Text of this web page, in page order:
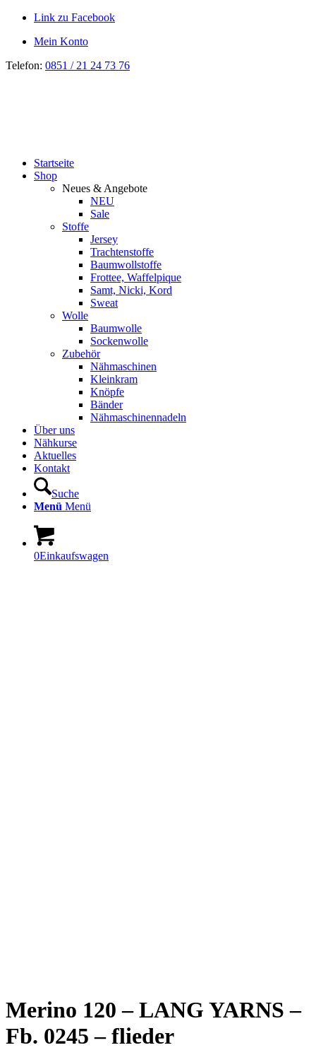
Link zu Facebook
Mein Konto
Telefon: 0851 / 21 24 73 76
Startseite
Shop
Neues & Angebote
NEU
Sale
Stoffe
Jersey
Trachtenstoffe
Baumwollstoffe
Frottee, Waffelpique
Samt, Nicki, Kord
Sweat
Wolle
Baumwolle
Sockenwolle
Zubehör
Nähmaschinen
Kleinkram
Knöpfe
Bänder
Nähmaschinennadeln
Über uns
Nähkurse
Aktuelles
Kontakt
Suche
Menü Menü
0Einkaufswagen
Merino 120 – LANG YARNS –
Fb. 0245 – flieder